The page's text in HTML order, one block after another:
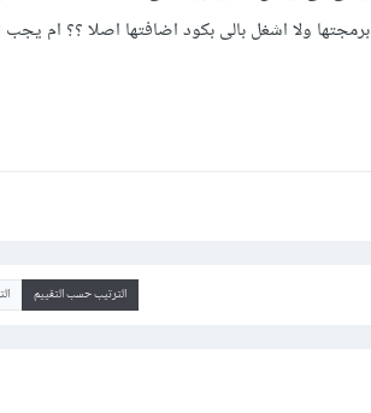
ولا اشغل بالى بكود اضافتها اصلا ؟؟ ام يجب
الترتيب حسب التقييم